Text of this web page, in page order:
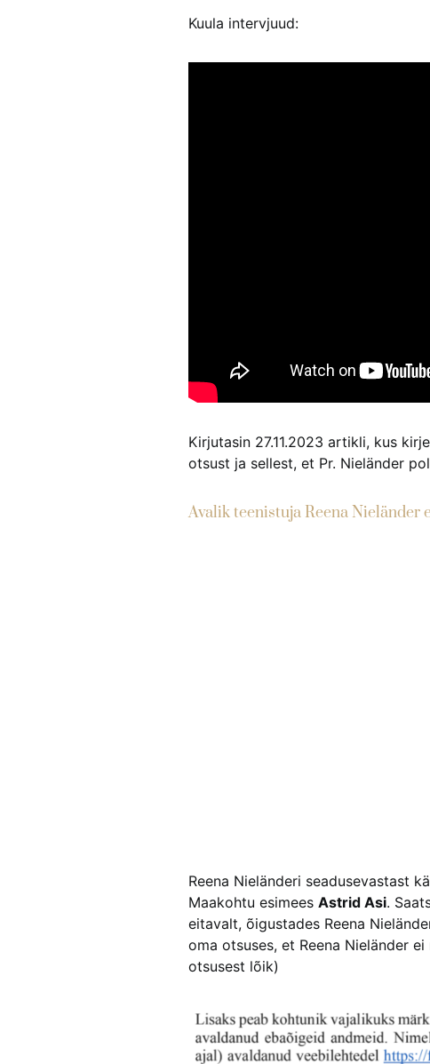
Kuula intervjuud:
Kirjutasin 27.11.2023 artikli, kus
otsust ja sellest, et Pr. Nieländer
Avalik teenistuja Reena Nieländer
Reena Nieländeri seadusevastast
Maakohtu esimees Astrid Asi.
eitavalt, õigustades Reena
oma otsuses, et Reena Nieländer
otsusest lõik)